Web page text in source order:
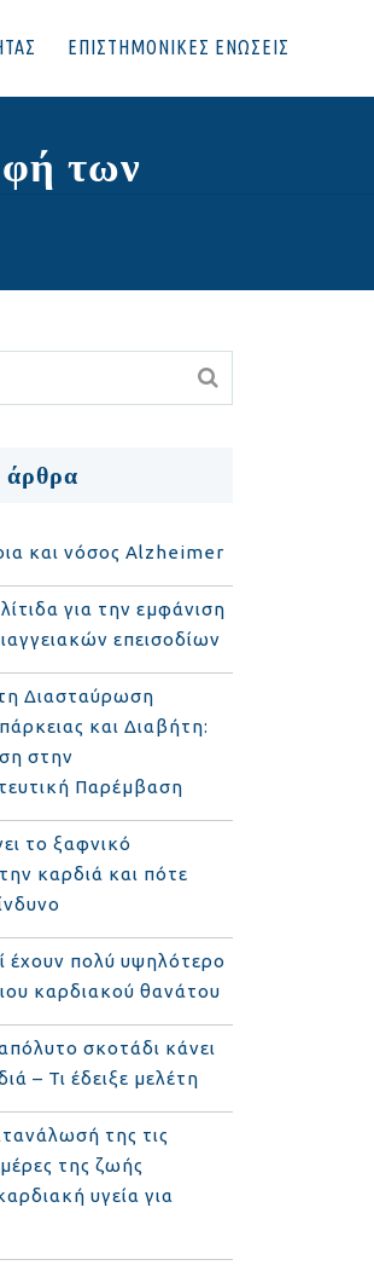
ΕΠΙΣΤΗΜΟΝΙΚΕΣ ΕΝΩΣΕΙΣ
των
και νόσος Alzheimer
για την εμφάνιση
επεισοδίων
Διασταύρωση
και Διαβήτη:
στην
Παρέμβαση
το ξαφνικό
καρδιά και πότε
έχουν πολύ υψηλότερο
καρδιακού θανάτου
σκοτάδι κάνει
– Τι έδειξε μελέτη
της τις
της ζωής
υγεία για